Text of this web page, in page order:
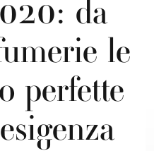
da
le
perfette